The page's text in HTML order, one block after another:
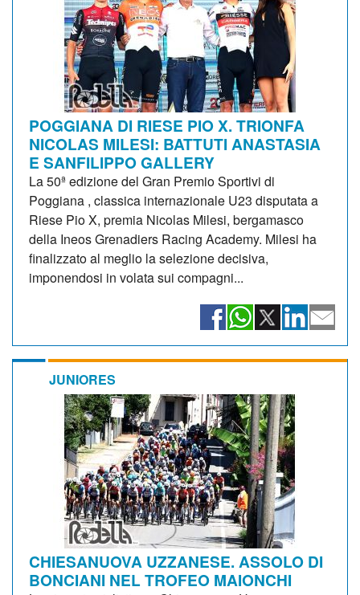
POGGIANA DI RIESE PIO X. TRIONFA
NICOLAS MILESI: BATTUTI ANASTASIA
E SANFILIPPO GALLERY
La 50ª edizione del Gran Premio Sportivi di
Poggiana , classica internazionale U23 disputata a
Riese Pio X, premia Nicolas Milesi, bergamasco
della Ineos Grenadiers Racing Academy. Milesi ha
finalizzato al meglio la selezione decisiva,
imponendosi in volata sui compagni...
JUNIORES
CHIESANUOVA UZZANESE. ASSOLO DI
BONCIANI NEL TROFEO MAIONCHI